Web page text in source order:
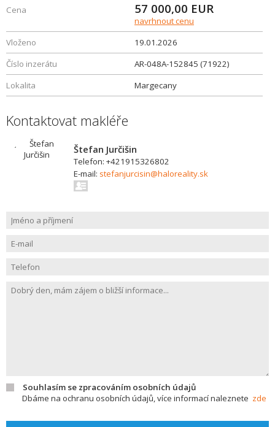
Cena 57 000,00 EUR
navrhnout cenu
Vloženo
19.01.2026
Číslo inzerátu
AR-048A-152845 (71922)
Lokalita
Margecany
Kontaktovat makléře
Štefan Jurčišin
Telefon: +421915326802
E-mail: stefanjurcisin@haloreality.sk
Souhlasím se zpracováním osobních údajů
Dbáme na ochranu osobních údajů, více informací naleznete zde